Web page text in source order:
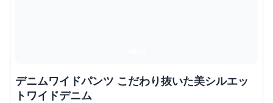
デニムワイドパンツ こだわり抜いた美シルエッ
トワイドデニム